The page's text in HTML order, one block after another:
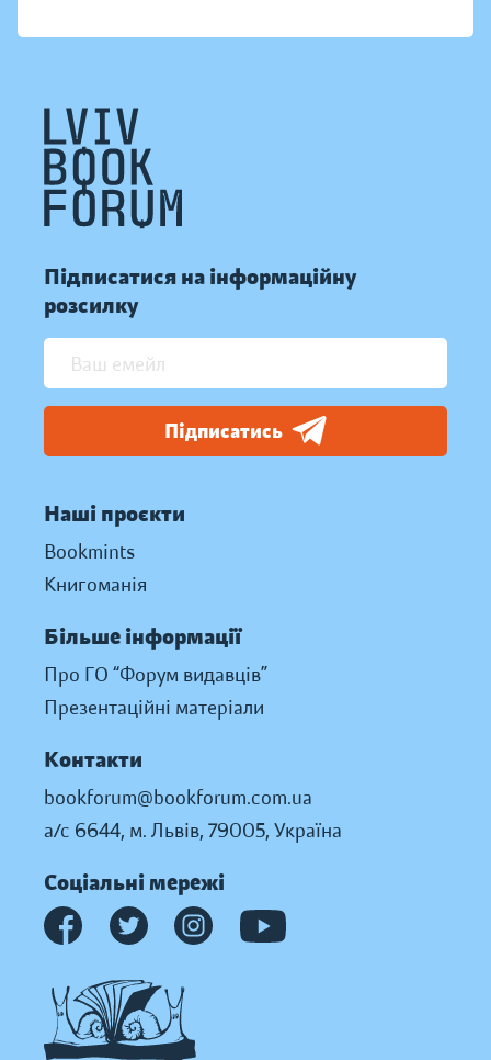
Підписатися на інформаційну
розсилку
Підписатись
Наші проєкти
Bookmints
Книгоманія
Більше інформації
Про ГО “Форум видавців”
Презентаційні матеріали
Контакти
bookforum@bookforum.com.ua
а/с 6644, м. Львів, 79005, Україна
Соціальні мережі